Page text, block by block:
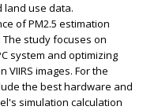
land use data.
of PM2.5 estimation
study focuses on
system and optimizing
images. For the
the best hardware and
simulation calculation